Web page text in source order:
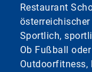
Restaurant
österreichischer
Sportlich,
Ob Fußball
Outdoorfitness,